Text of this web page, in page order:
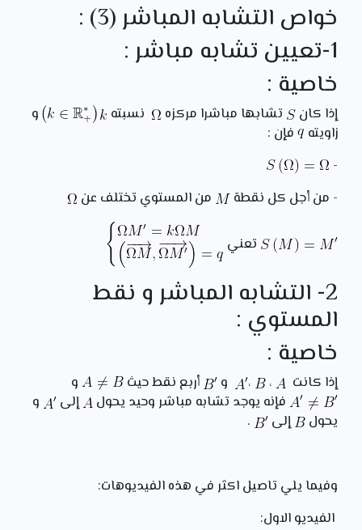
خواص التشابه المباشر (3) :
1-تعيين تشابه مباشر :
خاصية :
إذا كان تشابها مباشرا مركزه نسبته
و
زاويته
فإن :
-
- من أجل كل نقطة
من المستوي تختلف عن
تعني
2- التشابه المباشر و نقط
المستوي :
خاصية :
إذا كانت ، ، و أربع نقط حيث
و
فإنه يوجد تشابه مباشر وحيد يحول
إلى
و
يحول
إلى .
وفيما يلي تاصيل اكثر في هذه الفيديوهات:
الفيديو الاول: